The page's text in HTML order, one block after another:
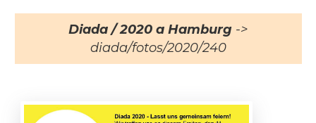
Diada / 2020 a Hamburg ->
diada/fotos/2020/240